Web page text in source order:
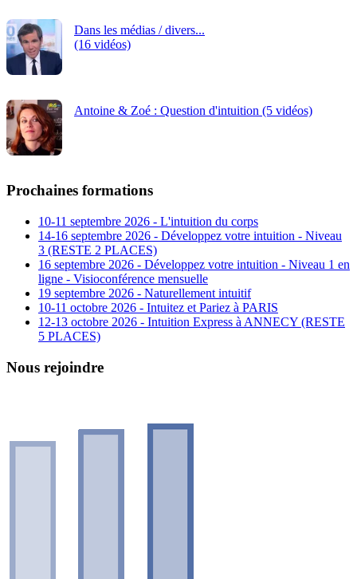
Dans les médias / divers...
(16 vidéos)
Antoine & Zoé : Question d'intuition (5 vidéos)
Prochaines formations
10-11 septembre 2026 - L'intuition du corps
14-16 septembre 2026 - Développez votre intuition - Niveau
3 (RESTE 2 PLACES)
16 septembre 2026 - Développez votre intuition - Niveau 1 en
ligne - Visioconférence mensuelle
19 septembre 2026 - Naturellement intuitif
10-11 octobre 2026 - Intuitez et Pariez à PARIS
12-13 octobre 2026 - Intuition Express à ANNECY (RESTE
5 PLACES)
Nous rejoindre